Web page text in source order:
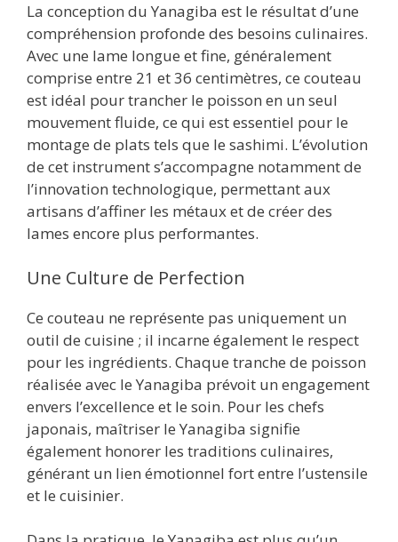
La conception du Yanagiba est le résultat d’une
compréhension profonde des besoins culinaires.
Avec une lame longue et fine, généralement
comprise entre 21 et 36 centimètres, ce couteau
est idéal pour trancher le poisson en un seul
mouvement fluide, ce qui est essentiel pour le
montage de plats tels que le sashimi. L’évolution
de cet instrument s’accompagne notamment de
l’innovation technologique, permettant aux
artisans d’affiner les métaux et de créer des
lames encore plus performantes.
Une Culture de Perfection
Ce couteau ne représente pas uniquement un
outil de cuisine ; il incarne également le respect
pour les ingrédients. Chaque tranche de poisson
réalisée avec le Yanagiba prévoit un engagement
envers l’excellence et le soin. Pour les chefs
japonais, maîtriser le Yanagiba signifie
également honorer les traditions culinaires,
générant un lien émotionnel fort entre l’ustensile
et le cuisinier.